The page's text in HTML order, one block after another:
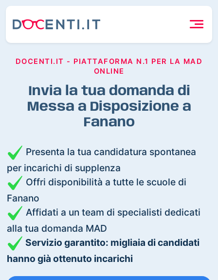
DOCENTI.IT - PIATTAFORMA N.1 PER LA MAD
ONLINE
Invia la tua domanda di
Messa a Disposizione a
Fanano
Presenta la tua candidatura spontanea
per incarichi di supplenza
Offri disponibilità a tutte le scuole di
Fanano
Affidati a un team di specialisti dedicati
alla tua domanda MAD
Servizio garantito: migliaia di candidati
hanno già ottenuto incarichi